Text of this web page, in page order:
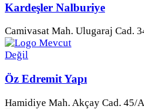
Kardeşler Nalburiye
Camivasat Mah. Ulugaraj Cad.
Öz Edremit Yapı
Hamidiye Mah. Akçay Cad. 45/A